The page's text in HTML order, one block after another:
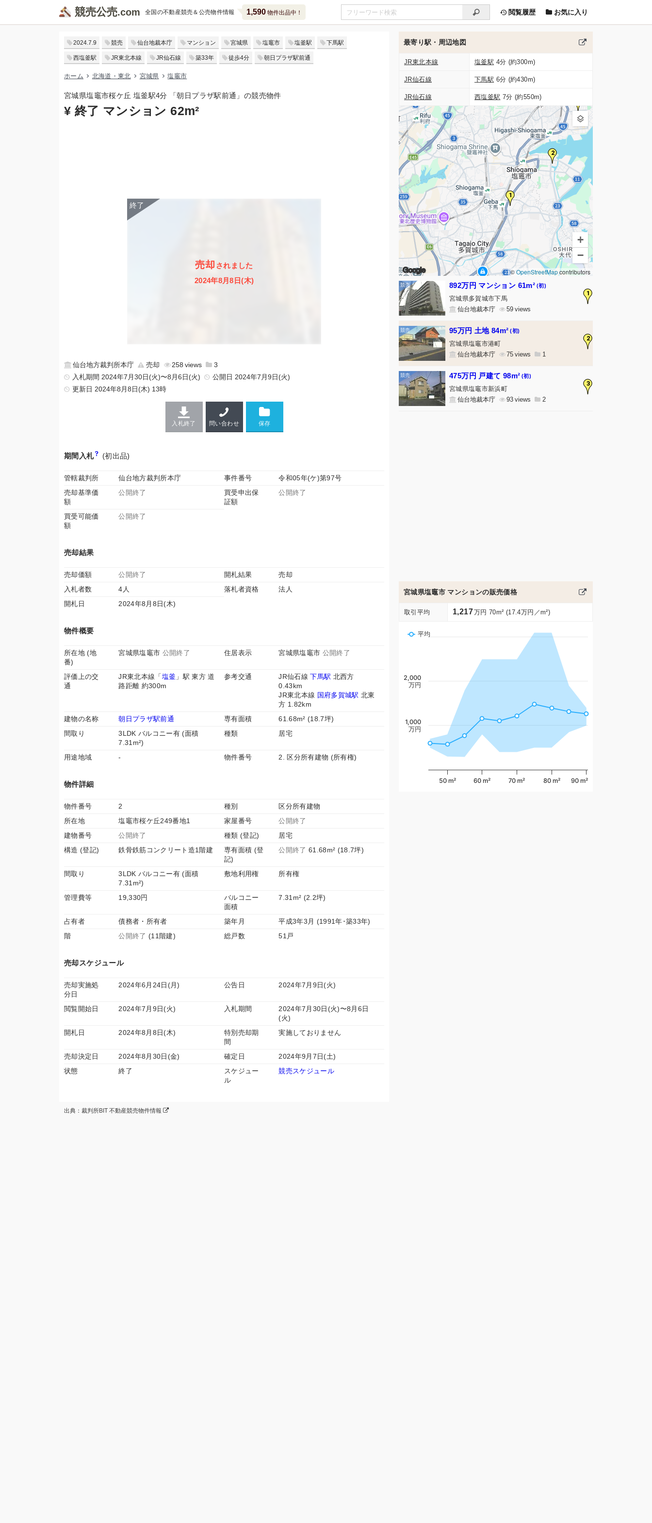
競売公売 全国の不動産競売＆公売物件情報 1,590物件出品中！ 閲覧履歴 お気に入り
2024.7.9 競売 仙台地裁本庁 マンション 宮城県 塩竈市 塩釜駅 下馬駅
西塩釜駅 JR東北本線 JR仙石線 築33年 徒歩4分 朝日プラザ駅前通
ホーム 北海道・東北 宮城県 塩竈市
宮城県塩竈市桜ケ丘 塩釜駅4分 「朝日プラザ駅前通」の競売物件
¥ 終了 マンション 62m²
売却 されました
2024年8月8日(木)
仙台地方裁判所本庁 売却 258
3
入札期間 2024年7月30日(火)〜8月6日(火)
公開日 2024年7月9日(火)
更新日 2024年8月8日(木) 13時
入札終了 問い合わせ
期間入札 (初出品)
管轄裁判所 仙台地方裁判所本庁 事件番号
令和05年(ケ)第97号
売却基準価
額
公開終了
買受申出保
証額
公開終了
買受可能価
額
公開終了
売却結果
売却価額 公開終了 開札結果
売却
入札者数
4人 落札者資格
法人
開札日
2024年8月8日(木)
物件概要
所在地 (地
番)
宮城県塩竈市 公開終了 住居表示 宮城県塩竈市 公開終了
評価上の交
通
JR東北本線「塩釜 」駅 東方 道
路距離 約300m
参考交通 JR仙石線下馬駅 北西方
0.43km
JR東北本線 国府多賀城駅 北東
方 1.82km
建物の名称
朝日プラザ駅前通 専有面積
61.68m² (18.7坪)
間取り
3LDK バルコニー有 (面積
7.31m²)
種類 居宅
用途地域 - 物件番号 2. 区分所有建物 (所有権)
物件詳細
物件番号 2 種別
区分所有建物
所在地
塩竈市桜ケ丘249番地1 家屋番号
公開終了
建物番号
公開終了 種類 (登記)
居宅
構造 (登記)
鉄骨鉄筋コンクリート造1階建
専有面積 (登
記)
公開終了 61.68m² (18.7坪)
間取り
3LDK バルコニー有 (面積
7.31m²)
敷地利用権 所有権
管理費等 19,330円
バルコニー
面積
7.31m² (2.2坪)
占有者 債務者・所有者 築年月
平成3年3月 (1991年･築33年)
階
公開終了 (11階建) 総戸数 51戸
売却スケジュール
売却実施処
分日
2024年6月24日(月) 公告日 2024年7月9日(火)
閲覧開始日 2024年7月9日(火) 入札期間
2024年7月30日(火)〜8月6日
(火)
開札日
2024年8月8日(木)
特別売却期
間
実施しておりません
売却決定日 2024年8月30日(金) 確定日
2024年9月7日(土)
状態
終了
スケジュー
ル
競売スケジュール
出典：裁判所BIT 不動産競売物件情報
最寄り駅・周辺地図
JR東北本線 塩釜駅 4分 (約300m)
JR仙石線 下馬駅 6分 (約430m)
JR仙石線 西塩釜駅 7分 (約550m)
1
2
Google
+
−
©OpenStreetMapcontributors
1
892万円 マンション 61m² (初)
宮城県多賀城市下馬
仙台地裁本庁
59
2
95万円 土地 84m² (初)
宮城県塩竈市港町
仙台地裁本庁
75 1
3
475万円 戸建て 98m² (初)
宮城県塩竈市新浜町
仙台地裁本庁
93 2
宮城県塩竈市 マンションの販売価格
取引平均 1,217万円 70m² (17.4万円／m²)
平均
50 m² 60 m² 70 m² 80 m² 90 m²
1,000
万円
2,000
万円